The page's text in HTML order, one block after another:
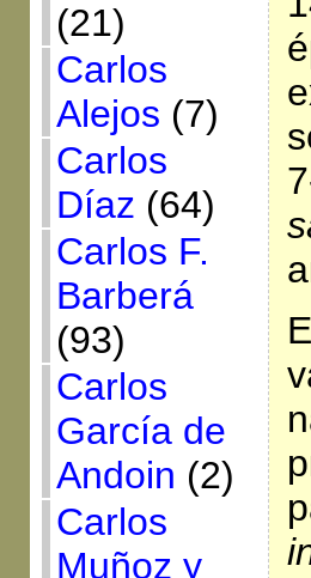
(21)
Carlos
Alejos (7)
Carlos
Díaz (64)
Carlos F.
Barberá
(93)
Carlos
García de
Andoin (2)
Carlos
Muñoz y